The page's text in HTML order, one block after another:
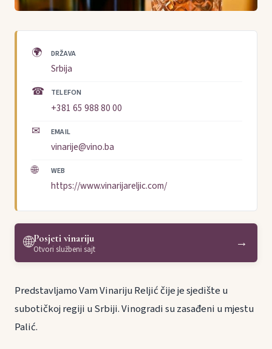
🌍 DRŽAVA
Srbija
☎ TELEFON
+381 65 988 80 00
✉ EMAIL
vinarije@vino.ba
🌐 WEB
https://www.vinarijareljic.com/
🌐Posjeti vinariju
Otvori službeni sajt →
Predstavljamo Vam Vinariju Reljić čije je sjedište u
subotičkoj regiji u Srbiji. Vinogradi su zasađeni u mjestu
Palić.